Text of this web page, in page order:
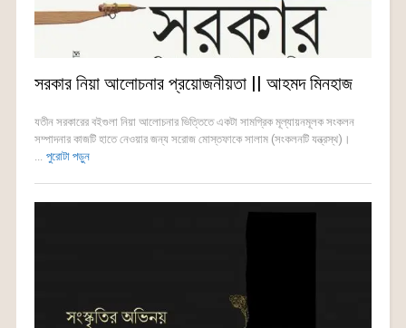
সরকার নিয়া আলোচনার প্রয়োজনীয়তা || আহমদ মিনহাজ
যতীন সরকারের বইগুলা নিয়া আলোচনার ভিত্তিতে একটা সামগ্রিক মূল্যায়নমূলক সংকলন
সম্পাদনার কাজটি হাতে নেওয়ার জন্য সরোজ মোস্তফাকে সালাম (সংকলনটি যন্ত্রস্থ)।
... পুরোটা পড়ুন